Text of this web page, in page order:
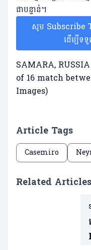
ជាបន្ទាន់។
សូម Subscribe
ដើម្បីទ
SAMARA,
of 16 match
Images)
Article Tags
Casemiro
Related Articles